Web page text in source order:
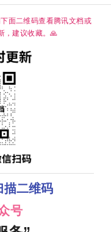
面二维码查看腾讯文档或
，建议收藏。🙏
描二维码
号